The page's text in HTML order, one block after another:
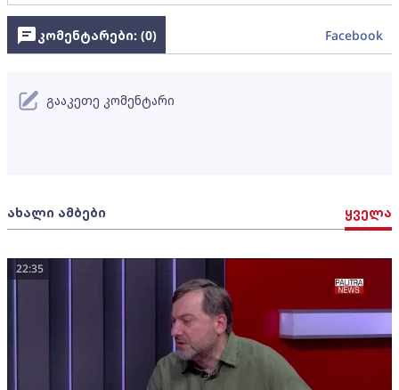
ახალი ამბები ყველა
22:35
კომენტარები: (0) Facebook
გააკეთე კომენტარი